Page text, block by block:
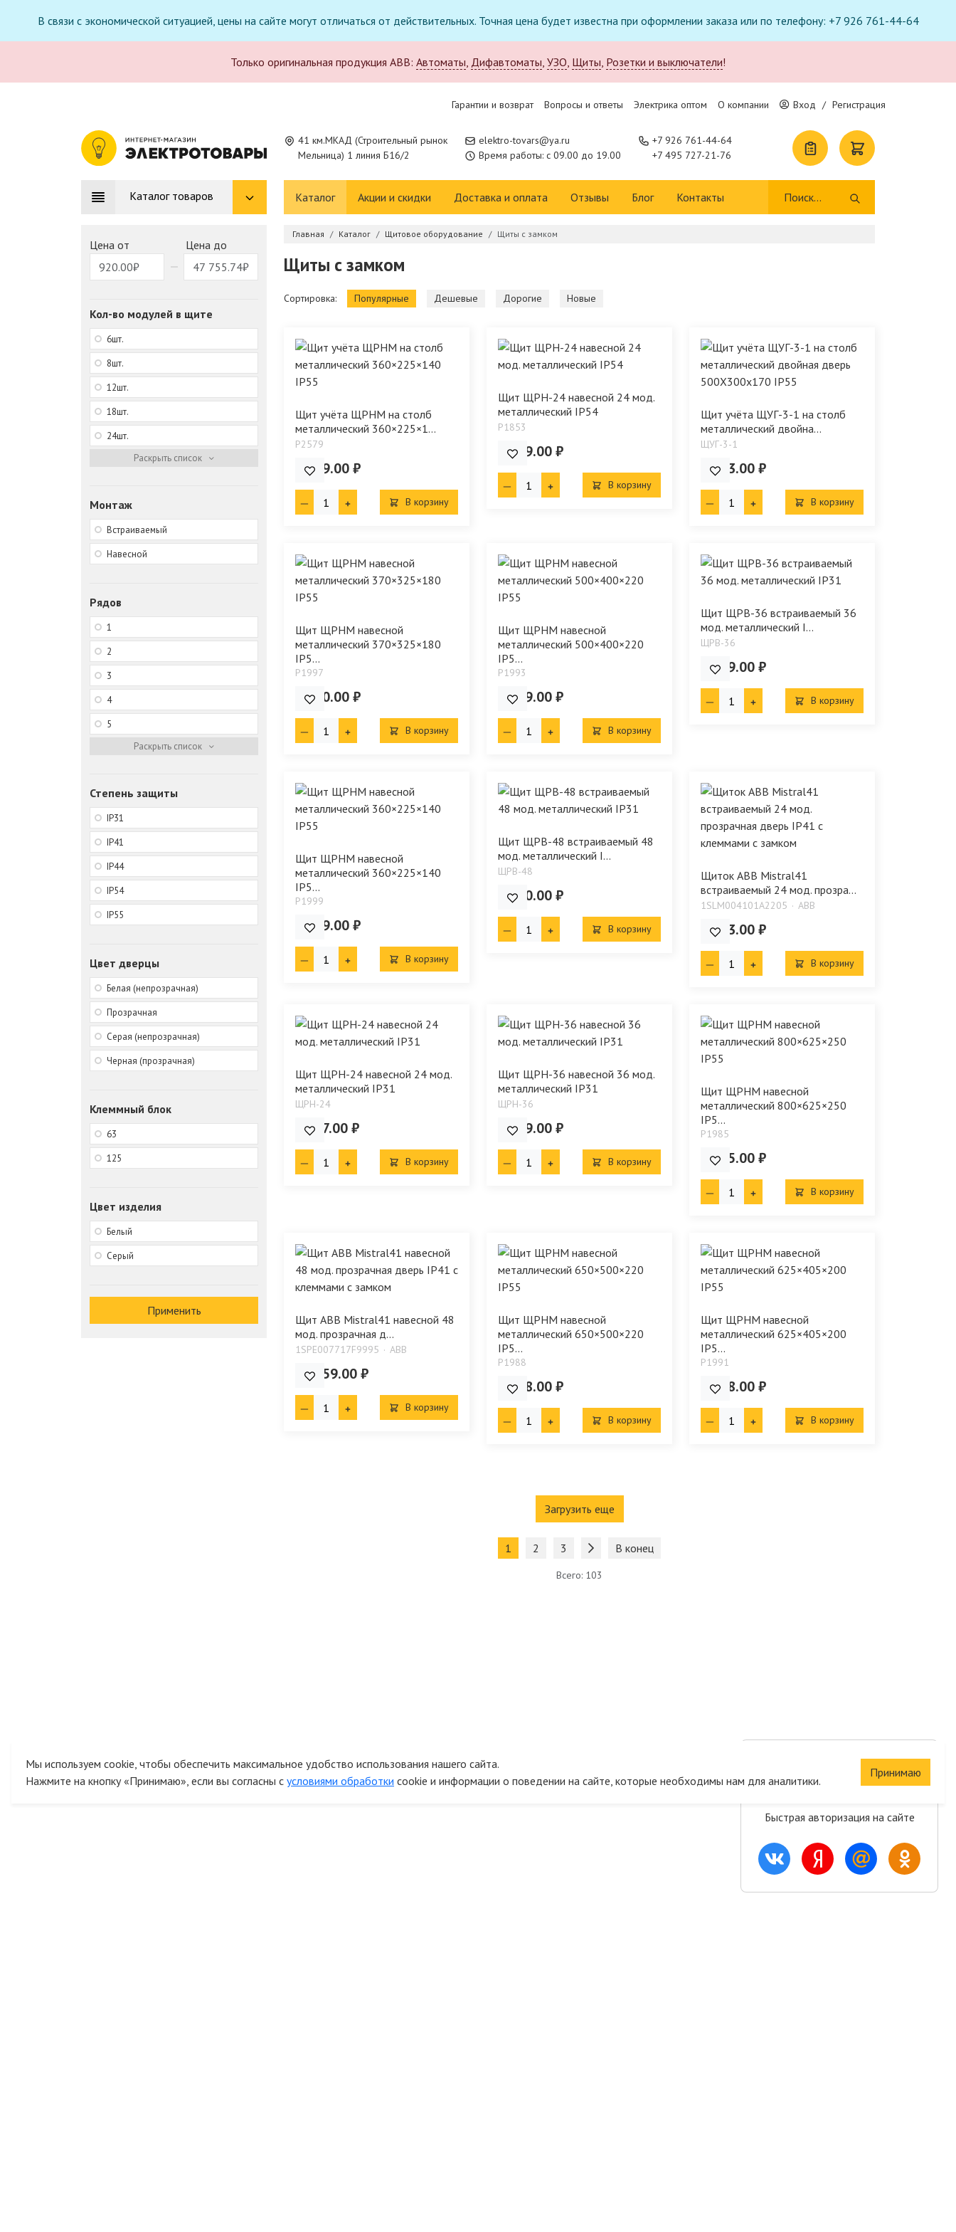
В связи с экономической ситуацией, цены на сайте могут отличаться от действительных. Точная цена будет известна при оформлении заказа или по телефону: +7 926 761-44-64
Только оригинальная продукция ABB: Автоматы, Дифавтоматы, УЗО, Щиты, Розетки и выключатели!
Гарантии и возврат Вопросы и ответы Электрика оптом О компании Вход / Регистрация
41 км.МКАД (Строительный рынок
Мельница) 1 линия Б16/2
elektro-tovars@ya.ru
Время работы: с 09.00 до 19.00
+7 926 761-44-64
+7 495 727-21-76
Каталог товаров Каталог Акции и скидки Доставка и оплата Отзывы Блог Контакты
Цена от Цена до
Кол-во модулей в щите
6шт.
8шт.
12шт.
18шт.
24шт.
Монтаж
Встраиваемый
Навесной
Рядов
1
2
3
4
5
Степень защиты
IP31
IP41
IP44
IP54
IP55
Цвет дверцы
Белая (непрозрачная)
Прозрачная
Серая (непрозрачная)
Черная (прозрачная)
Клеммный блок
63
125
Цвет изделия
Белый
Серый
Применить
Главная Каталог Щитовое оборудование Щиты с замком
Щиты с замком
Сортировка: Популярные Дешевые Дорогие Новые
Щит учёта ЩРНМ на столб
металлический 360×225×1...
P2579
2 299.00 ₽
В корзину
Щит ЩРН-24 навесной 24 мод.
металлический IP54
P1853
1 299.00 ₽
В корзину
Щит учёта ЩУГ-3-1 на столб
металлический двойна...
ЩУГ-3-1
3 333.00 ₽
В корзину
Щит ЩРНМ навесной
металлический 370×325×180
IP5...
P1997
2 690.00 ₽
В корзину
Щит ЩРНМ навесной
металлический 500×400×220
IP5...
P1993
2 929.00 ₽
В корзину
Щит ЩРВ-36 встраиваемый 36
мод. металлический I...
ЩРВ-36
1 399.00 ₽
В корзину
Щит ЩРНМ навесной
металлический 360×225×140
IP5...
P1999
2 299.00 ₽
В корзину
Щит ЩРВ-48 встраиваемый 48
мод. металлический I...
ЩРВ-48
1 670.00 ₽
В корзину
Щиток ABB Mistral41
встраиваемый 24 мод. прозра...
1SLM004101A2205 ABB
5 433.00 ₽
В корзину
Щит ЩРН-24 навесной 24 мод.
металлический IP31
ЩРН-24
1 197.00 ₽
В корзину
Щит ЩРН-36 навесной 36 мод.
металлический IP31
ЩРН-36
1 399.00 ₽
В корзину
Щит ЩРНМ навесной
металлический 800×625×250
IP5...
P1985
6 515.00 ₽
В корзину
Щит ABB Mistral41 навесной 48
мод. прозрачная д...
1SPE007717F9995 ABB
10 259.00 ₽
В корзину
Щит ЩРНМ навесной
металлический 650×500×220
IP5...
P1988
4 568.00 ₽
В корзину
Щит ЩРНМ навесной
металлический 625×405×200
IP5...
P1991
3 878.00 ₽
В корзину
Загрузить еще
1 2 3 В конец
Всего: 103
Сохраните корзину
и список желаний
Быстрая авторизация на сайте
Мы используем cookie, чтобы обеспечить максимальное удобство использования нашего сайта.
Нажмите на кнопку «Принимаю», если вы согласны с условиями обработки cookie и информации о поведении на сайте, которые необходимы нам для аналитики.
Принимаю